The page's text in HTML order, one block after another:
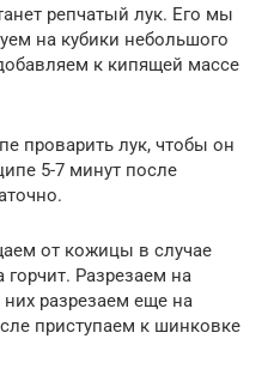
репчатый лук. Его мы
на кубики небольшого
к кипящей массе
проварить лук, чтобы он
5-7 минут после
от кожицы в случае
Разрезаем на
разрезаем еще на
приступаем к шинковке